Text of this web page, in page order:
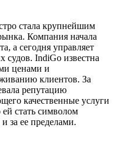
стала крупнейшим
Компания начала
а сегодня управляет
судов. IndiGo известна
ценами и
клиентов. За
репутацию
качественные услуги
стать символом
за ее пределами.